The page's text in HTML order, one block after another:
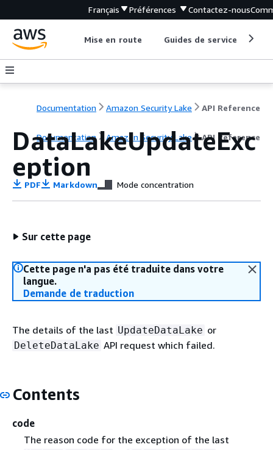
Français Préférences Contactez-nous
Mise en route Guides de service
Documentation Amazon Security Lake API Reference
Documentation Amazon Security Lake API Reference
DataLakeUpdateExc
eption
PDF Markdown Mode concentration
Sur cette page
Cette page n'a pas été traduite dans votre
langue.
Demande de traduction
The details of the last UpdateDataLake or
DeleteDataLake API request which failed.
Contents
code
The reason code for the exception of the last